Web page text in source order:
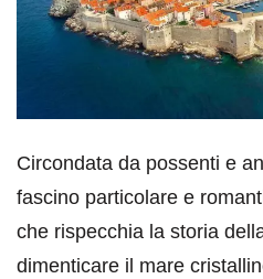
Circondata da possenti e
fascino particolare e
che rispecchia la storia
dimenticare il mare